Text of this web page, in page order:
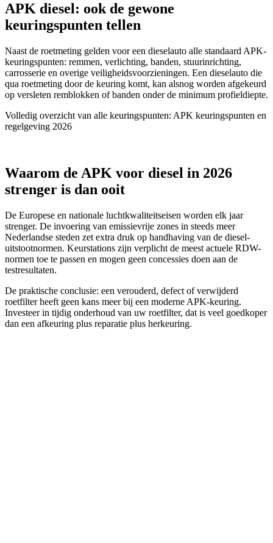
APK diesel: ook de gewone
keuringspunten tellen
Naast de roetmeting gelden voor een dieselauto alle standaard APK-
keuringspunten: remmen, verlichting, banden, stuurinrichting,
carrosserie en overige veiligheidsvoorzieningen. Een dieselauto die
qua roetmeting door de keuring komt, kan alsnog worden afgekeurd
op versleten remblokken of banden onder de minimum profieldiepte.
Volledig overzicht van alle keuringspunten: APK keuringspunten en
regelgeving 2026
Waarom de APK voor diesel in 2026
strenger is dan ooit
De Europese en nationale luchtkwaliteitseisen worden elk jaar
strenger. De invoering van emissievrije zones in steeds meer
Nederlandse steden zet extra druk op handhaving van de diesel-
uitstootnormen. Keurstations zijn verplicht de meest actuele RDW-
normen toe te passen en mogen geen concessies doen aan de
testresultaten.
De praktische conclusie: een verouderd, defect of verwijderd
roetfilter heeft geen kans meer bij een moderne APK-keuring.
Investeer in tijdig onderhoud van uw roetfilter, dat is veel goedkoper
dan een afkeuring plus reparatie plus herkeuring.